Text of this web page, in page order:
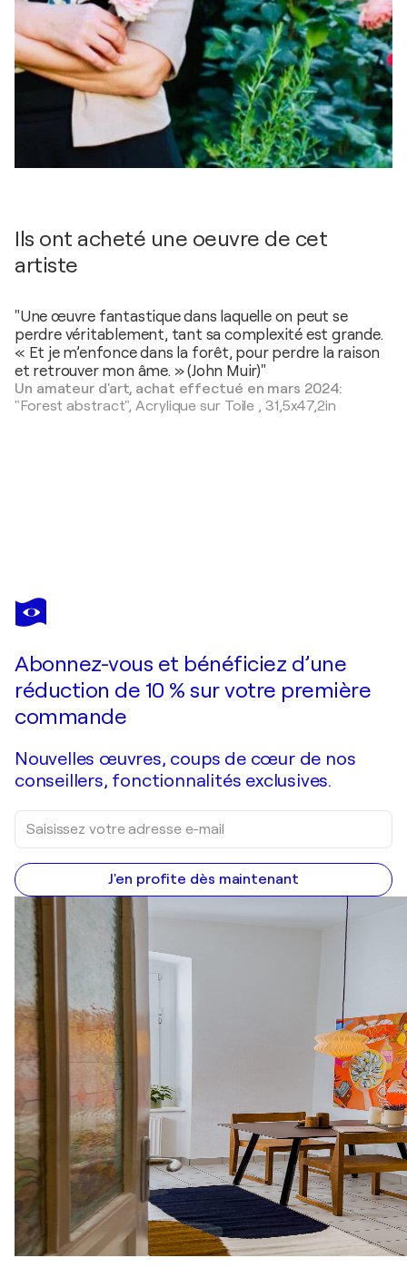
Ils ont acheté une oeuvre de cet
artiste
"Une œuvre fantastique dans laquelle on peut se
perdre véritablement, tant sa complexité est grande.
« Et je m’enfonce dans la forêt, pour perdre la raison
et retrouver mon âme. » (John Muir)"
Un amateur d'art, achat effectué en mars 2024:
"Forest abstract",Acrylique sur Toile , 31,5x47,2in
CASSIA
Sunset abstract vibrationsVous avez adoré cette oeuvre mais elle est vendue ?
Abonnez-vous et bénéficiez d’une
réduction de 10 % sur votre première
commande
Nouvelles œuvres, coups de cœur de nos
conseillers, fonctionnalités exclusives.
J'en profite dès maintenant